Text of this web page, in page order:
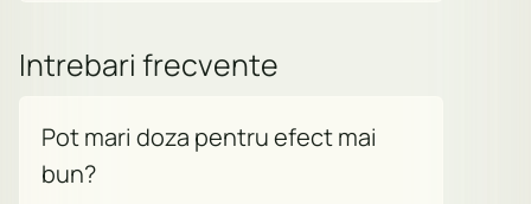
Intrebari frecvente
Pot mari doza pentru efect mai
bun?